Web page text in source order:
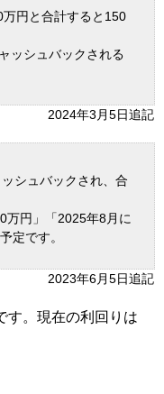
円と合計すると150
ッシュバックされる
2024年3月5日追記
シュバックされ、合
万円」「2025年8月に
定です。
2023年6月5日追記
す。現在の利回りは